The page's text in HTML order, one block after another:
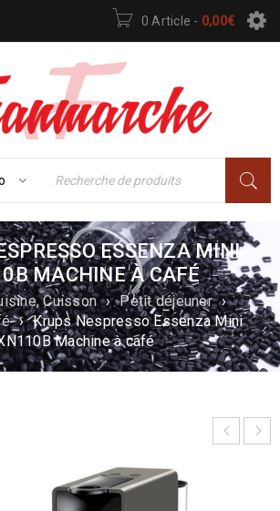
0 Article - 0,00€
ESSENZA MINI
MACHINE À CAFÉ
Cuisson › Petit déjeuner ›
› Krups Nespresso Essenza Mini
Machine à café